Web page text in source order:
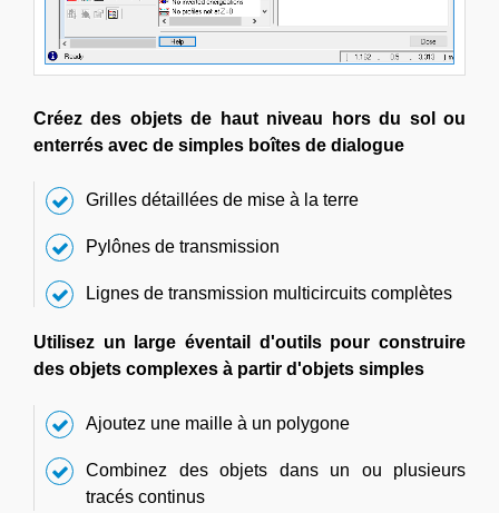
Créez des objets de haut niveau hors du sol ou
enterrés avec de simples boîtes de dialogue
Grilles détaillées de mise à la terre
Pylônes de transmission
Lignes de transmission multicircuits complètes
Utilisez un large éventail d'outils pour construire
des objets complexes à partir d'objets simples
Ajoutez une maille à un polygone
Combinez des objets dans un ou plusieurs
tracés continus